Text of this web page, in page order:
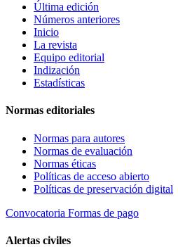
Última edición
Números anteriores
Inicio
La revista
Equipo editorial
Indización
Estadísticas
Normas editoriales
Normas para autores
Normas de evaluación
Normas éticas
Políticas de acceso abierto
Políticas de preservación digital
Convocatoria Formas de pago
Alertas civiles